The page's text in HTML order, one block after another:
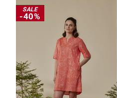
SALE
-40%